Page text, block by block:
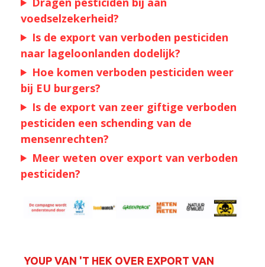
voedselzekerheid?
Is de export van verboden pesticiden
naar lageloonlanden dodelijk?
Hoe komen verboden pesticiden weer
bij EU burgers?
Is de export van zeer giftige verboden
pesticiden een schending van de
mensenrechten?
Meer weten over export van verboden
pesticiden?
YOUP VAN 'T HEK OVER EXPORT VAN